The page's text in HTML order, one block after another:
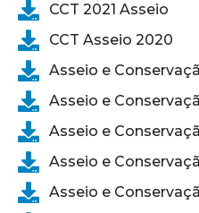
CCT 2021 Asseio
CCT Asseio 2020
Asseio e
Asseio e
Asseio e
Asseio e
Asseio e